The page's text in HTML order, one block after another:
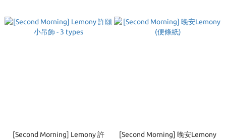
[Second Morning] Lemony 許
[Second Morning] 晚安Lemony